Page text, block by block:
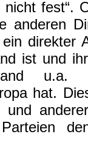
fest“.
anderen
direkter
ist und
u.a.
hat.